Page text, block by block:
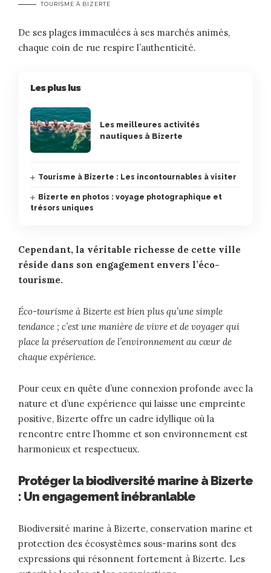
TOURISME À BIZERTE
De ses plages immaculées à ses marchés animés,
chaque coin de rue respire l’authenticité.
Les plus lus
Les meilleures activités
nautiques à Bizerte
Tourisme à Bizerte : Les incontournables à visiter
Bizerte en photos : voyage photographique et
trésors uniques
Cependant, la véritable richesse de cette ville
réside dans son engagement envers l’éco-
tourisme.
Éco-tourisme à Bizerte est bien plus qu’une simple
tendance ; c’est une manière de vivre et de voyager qui
place la préservation de l’environnement au cœur de
chaque expérience.
Pour ceux en quête d’une connexion profonde avec la
nature et d’une expérience qui laisse une empreinte
positive, Bizerte offre un cadre idyllique où la
rencontre entre l’homme et son environnement est
harmonieux et respectueux.
Protéger la biodiversité marine à Bizerte
: Un engagement inébranlable
Biodiversité marine à Bizerte, conservation marine et
protection des écosystèmes sous-marins sont des
expressions qui résonnent fortement à Bizerte. Les